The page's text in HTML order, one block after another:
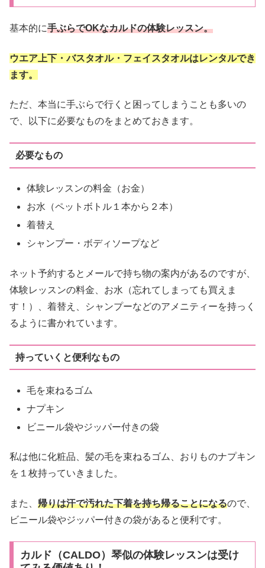
基本的に手ぶらでOKなカルドの体験レッスン。
ウエア上下・バスタオル・フェイスタオルはレンタルでき
ます。
ただ、本当に手ぶらで行くと困ってしまうことも多いの
で、以下に必要なものをまとめておきます。
必要なもの
体験レッスンの料金（お金）
お水（ペットボトル１本から２本）
着替え
シャンプー・ボディソープなど
ネット予約するとメールで持ち物の案内があるのですが、
体験レッスンの料金、お水（忘れてしまっても買えま
す！）、着替え、シャンプーなどのアメニティーを持っく
るように書かれています。
持っていくと便利なもの
毛を束ねるゴム
ナプキン
ビニール袋やジッパー付きの袋
私は他に化粧品、髪の毛を束ねるゴム、おりものナプキン
を１枚持っていきました。
また、 帰りは汗で汚れた下着を持ち帰ることになるので、
ビニール袋やジッパー付きの袋があると便利です。
カルド（CALDO）琴似の体験レッスンは受け